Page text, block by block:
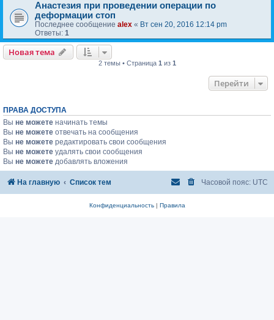
Анастезия при проведении операции по
деформации стоп
Последнее сообщение alex « Вт сен 20, 2016 12:14 pm
Ответы: 1
Новая тема
2 темы • Страница 1из 1
Перейти
ПРАВА ДОСТУПА
Вы не можете начинать темы
Вы не можете отвечать на сообщения
Вы не можете редактировать свои сообщения
Вы не можете удалять свои сообщения
Вы не можете добавлять вложения
На главную Список тем Часовой пояс: UTC
Конфиденциальность| Правила